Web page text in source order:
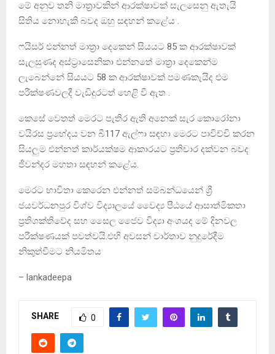
මේ අනුව තනි මාත්‍රාවකින් ආරක්ෂාවක් සැලසෙනු ඇතැයි
සිතිය නොහැකි බවද ඔහු සඳහන් කළේය .
ෆයිසර් එන්නත් මාත්‍රා දෙකෙන් සියයට 85 ක ආරක්ෂාවක්
සැලසුණද අස්ට්‍රාසෙනිකා එන්නතේ මාත්‍රා දෙකෙන්ම
ලැබෙන්නේ සියයට 58 ක ආරක්ෂාවක් පමණකැයිද එම
පරීක්ෂණවලදී වැඩිදුරටත් හෙළි වී ඇත .
කෙසේ වෙතත් මෙරට පැතිර ඇති අනෙක් සැර කොරෝනා
වයිරස ප්‍රභේදය වන බී117 ඇල්ෆා සඳහා මෙරට පාවිච්චි කරන
සියලුම එන්නත් කාර්යක්ෂම ආකාරයට ප්‍රතිචාර දක්වන බවද
ජීවන්දර මහතා සඳහන් කළේය.
මෙරට භාවිතා කෙරෙන එන්නත් සම්බන්ධයෙන් ශ්‍රී
ජයවර්ධනපුර විශ්ව විද්‍යාලයේ වෛද්‍ය පීඨයේ ආසාත්මිකතා
ප්‍රතිශක්තිවේද සහ සෛල ජෛව විද්‍යා අංශයද මේ දිනවල
පරීක්ෂණයක් පවත්වයි.එහි අවසන් වාර්තාව නුදුරේදීම
නිකුත්වීමට නියමිතය
– lankadeepa
SHARE 0